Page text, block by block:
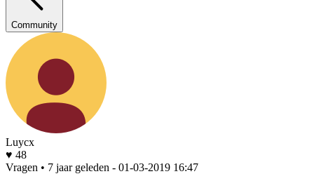
Community
Luycx
♥ 48
Vragen • 7 jaar geleden - 01-03-2019 16:47